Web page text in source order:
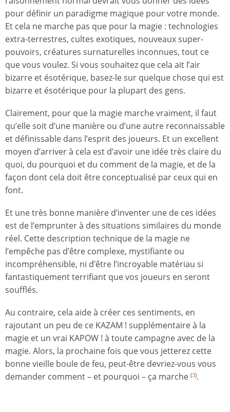
pour définir un paradigme magique pour votre monde.
Et cela ne marche pas que pour la magie : technologies
extra-terrestres, cultes exotiques, nouveaux super-
pouvoirs, créatures surnaturelles inconnues, tout ce
que vous voulez. Si vous souhaitez que cela ait l’air
bizarre et ésotérique, basez-le sur quelque chose qui est
bizarre et ésotérique pour la plupart des gens.
Clairement, pour que la magie marche vraiment, il faut
qu’elle soit d’une manière ou d’une autre reconnaissable
et définissable dans l’esprit des joueurs. Et un excellent
moyen d’arriver à cela est d’avoir une idée très claire du
quoi, du pourquoi et du comment de la magie, et de la
façon dont cela doit être conceptualisé par ceux qui en
font.
Et une très bonne manière d’inventer une de ces idées
est de l’emprunter à des situations similaires du monde
réel. Cette description technique de la magie ne
l’empêche pas d’être complexe, mystifiante ou
incompréhensible, ni d’être l’incroyable matériau si
fantastiquement terrifiant que vos joueurs en seront
soufflés.
Au contraire, cela aide à créer ces sentiments, en
rajoutant un peu de ce KAZAM ! supplémentaire à la
magie et un vrai KAPOW ! à toute campagne avec de la
magie. Alors, la prochaine fois que vous jetterez cette
bonne vieille boule de feu, peut-être devriez-vous vous
demander comment – et pourquoi – ça marche (3).